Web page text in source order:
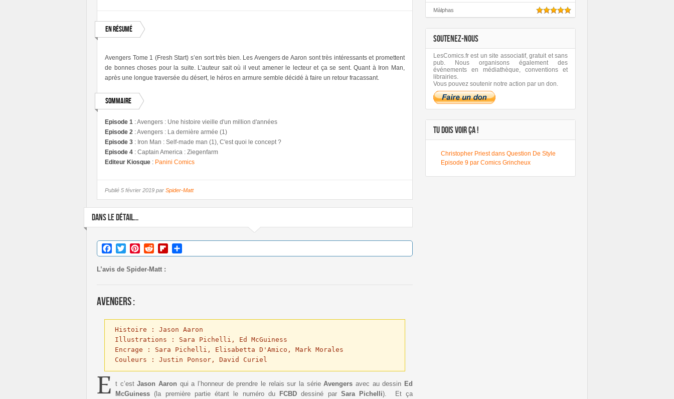
En résumé
Avengers Tome 1 (Fresh Start) s’en sort très bien. Les Avengers de Aaron sont très intéressants et promettent
de bonnes choses pour la suite. L’auteur sait où il veut amener le lecteur et ça se sent. Quant à Iron Man,
après une longue traversée du désert, le héros en armure semble décidé à faire un retour fracassant.
Sommaire
Episode 1 :Avengers : Une histoire vieille d'un million d'années
Episode 2 :Avengers : La dernière armée (1)
Episode 3 : Iron Man : Self-made man (1), C'est quoi le concept ?
Episode 4 : Captain America : Ziegenfarm
Editeur Kiosque : Panini Comics
Publié 5 février 2019 par Spider-Matt
DANS LE DÉTAIL...
Facebook
TwitterPinterestRedditFlipboard
L’avis de Spider-Matt :
Avengers :
Histoire : Jason Aaron
Illustrations : Sara Pichelli, Ed McGuiness
Encrage : Sara Pichelli, Elisabetta D'Amico, Mark Morales
Couleurs : Justin Ponsor, David Curiel
E t c’estJason Aaron qui a l’honneur de prendre le relais sur la sérieAvengers avec au dessin Ed
McGuiness (la première partie étant le numéro du FCBDdessiné par Sara Pichelli). Et ça
Màlphas
SOUTENEZ-NOUS
LesComics.fr est un site associatif, gratuit et sans
pub. Nous organisons également des
événements en médiathèque, conventions et
librairies.
Vous pouvez soutenir notre action par un don.
TU DOIS VOIR ÇA !
Christopher Priest dans Question De Style
Episode 9 par Comics Grincheux